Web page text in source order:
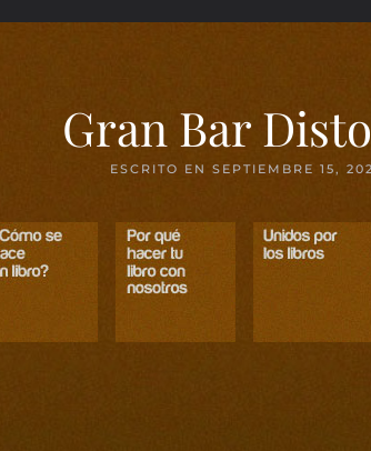
Gran Bar
ESCRITO EN SEPTIEMBRE 15,